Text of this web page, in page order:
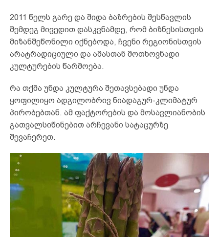
2011 წელს გარე და შიდა ბაზრების შესწავლის
შემდეგ მივედით დასკვნამდე, რომ ბიზნესისთვის
მიზანშეწონილი იქნებოდა, ჩვენი რეგიონისთვის
არატრადიციული და ამასთან მოთხოვნადი
კულტურების წარმოება.
რა თქმა უნდა კულტურა შეთავსებადი უნდა
ყოფილიყო ადგილობრივ ნიადაგურ-კლიმატურ
პირობებთან. ამ ფაქტორების და მოსავლიანობის
გათვალსიწინებით არჩევანი სატაცურზე
შევაჩერეთ.